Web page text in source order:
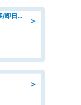
＞
営業/商社でのルート営業のお仕事/即日勤務可/車通勤可/営業
＞